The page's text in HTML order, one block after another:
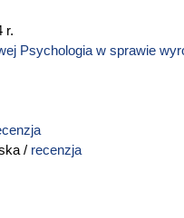
r.
Psychologia w sprawie
/ recenzja